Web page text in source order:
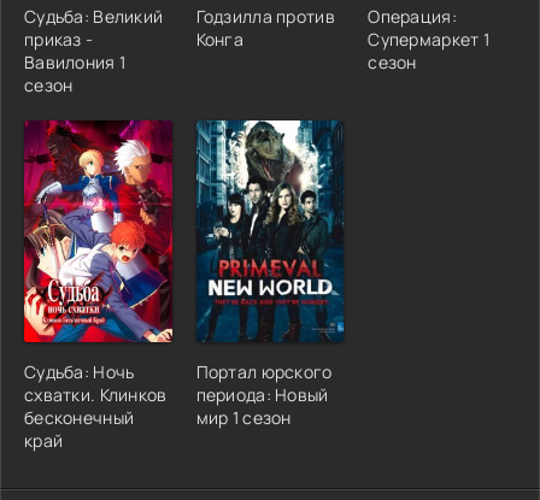
Судьба: Великий
приказ -
Вавилония 1
сезон
Годзилла против
Конга
Операция:
Супермаркет 1
сезон
Судьба: Ночь
схватки. Клинков
бесконечный
край
Портал юрского
периода: Новый
мир 1 сезон